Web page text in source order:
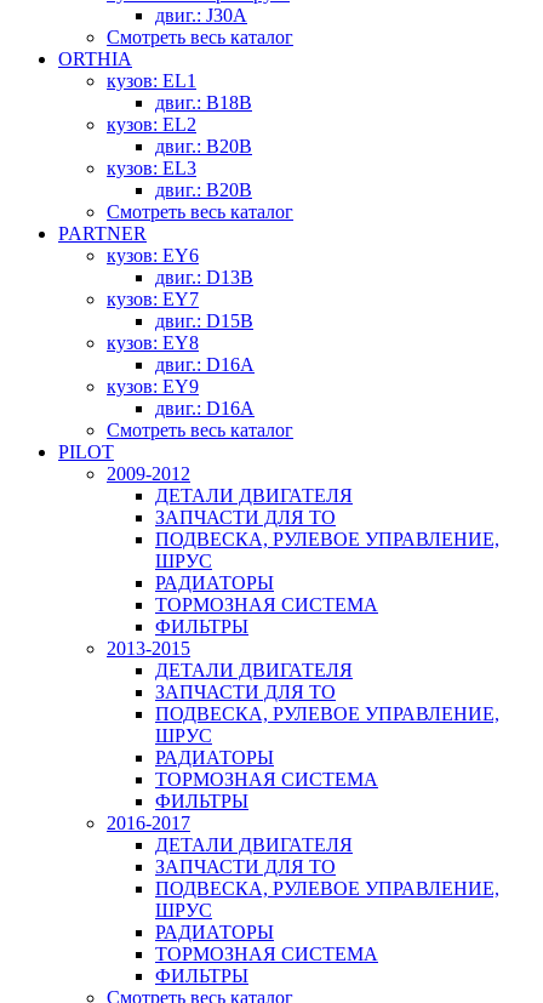
двиг.: J30A
Смотреть весь каталог
ORTHIA
кузов: EL1
двиг.: B18B
кузов: EL2
двиг.: B20B
кузов: EL3
двиг.: B20B
Смотреть весь каталог
PARTNER
кузов: EY6
двиг.: D13B
кузов: EY7
двиг.: D15B
кузов: EY8
двиг.: D16A
кузов: EY9
двиг.: D16A
Смотреть весь каталог
PILOT
2009-2012
ДЕТАЛИ ДВИГАТЕЛЯ
ЗАПЧАСТИ ДЛЯ ТО
ПОДВЕСКА, РУЛЕВОЕ УПРАВЛЕНИЕ,
ШРУС
РАДИАТОРЫ
ТОРМОЗНАЯ СИСТЕМА
ФИЛЬТРЫ
2013-2015
ДЕТАЛИ ДВИГАТЕЛЯ
ЗАПЧАСТИ ДЛЯ ТО
ПОДВЕСКА, РУЛЕВОЕ УПРАВЛЕНИЕ,
ШРУС
РАДИАТОРЫ
ТОРМОЗНАЯ СИСТЕМА
ФИЛЬТРЫ
2016-2017
ДЕТАЛИ ДВИГАТЕЛЯ
ЗАПЧАСТИ ДЛЯ ТО
ПОДВЕСКА, РУЛЕВОЕ УПРАВЛЕНИЕ,
ШРУС
РАДИАТОРЫ
ТОРМОЗНАЯ СИСТЕМА
ФИЛЬТРЫ
Смотреть весь каталог